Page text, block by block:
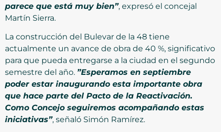
parece que está muy bien”, expresó el concejal
Martín Sierra.
La construcción del Bulevar de la 48 tiene
actualmente un avance de obra de 40 %, significativo
para que pueda entregarse a la ciudad en el segundo
semestre del año. ”Esperamos en septiembre
poder estar inaugurando esta importante obra
que hace parte del Pacto de la Reactivación.
Como Concejo seguiremos acompañando estas
iniciativas”, señaló Simón Ramírez.